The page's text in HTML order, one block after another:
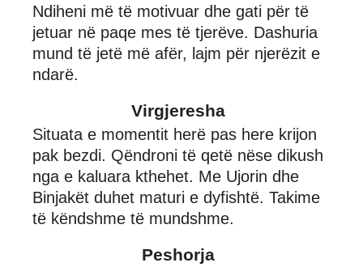
Ndiheni më të motivuar dhe gati për të
jetuar në paqe mes të tjerëve. Dashuria
mund të jetë më afër, lajm për njerëzit e
ndarë.
Virgjeresha
Situata e momentit herë pas here krijon
pak bezdi. Qëndroni të qetë nëse dikush
nga e kaluara kthehet. Me Ujorin dhe
Binjakët duhet maturi e dyfishtë. Takime
të këndshme të mundshme.
Peshorja